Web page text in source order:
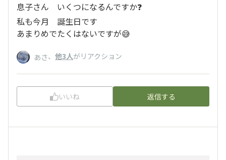
息子さん いくつになるんですか❓
私も今月 誕生日です
あまりめでたくはないですが😅
あさ、 他3人がリアクション
いいね 返信する